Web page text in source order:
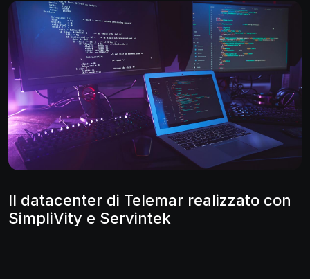
Il datacenter di Telemar realizzato con
SimpliVity e Servintek